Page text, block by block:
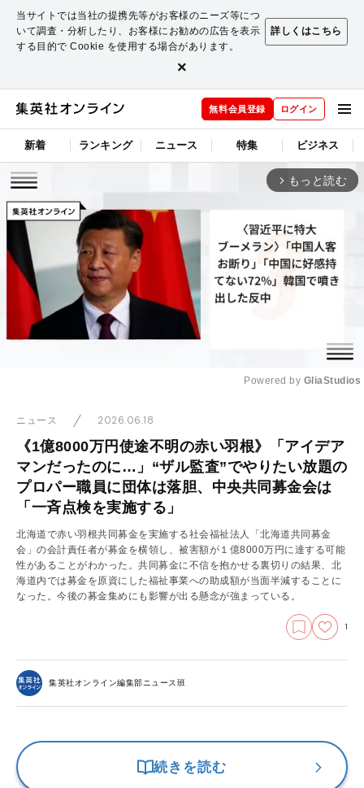
当サイトでは当社の提携先等がお客様のニーズ等につ
いて調査・分析したり、お客様にお勧めの広告を表示
する目的で Cookie を使用する場合があります。
詳しくはこちら
×
無料会員登録 ログイン
新着 ランキング ニュース 特集 ビジネス
arrow_forward_ios もっと読む
Powered by GliaStudios
ニュース 2026.06.18
《1億8000万円使途不明の赤い羽根》「アイデア
マンだったのに…」“ザル監査”でやりたい放題の
プロパー職員に団体は落胆、中央共同募金会は
「一斉点検を実施する」
北海道で赤い羽根共同募金を実施する社会福祉法人「北海道共同募金
会」の会計責任者が募金を横領し、被害額が１億8000万円に達する可能
性があることがわかった。共同募金に不信を抱かせる裏切りの結果、北
海道内では募金を原資にした福祉事業への助成額が当面半減することに
なった。今後の募金集めにも影響が出る懸念が強まっている。
1
集英社オンライン編集部ニュース班
続きを読む